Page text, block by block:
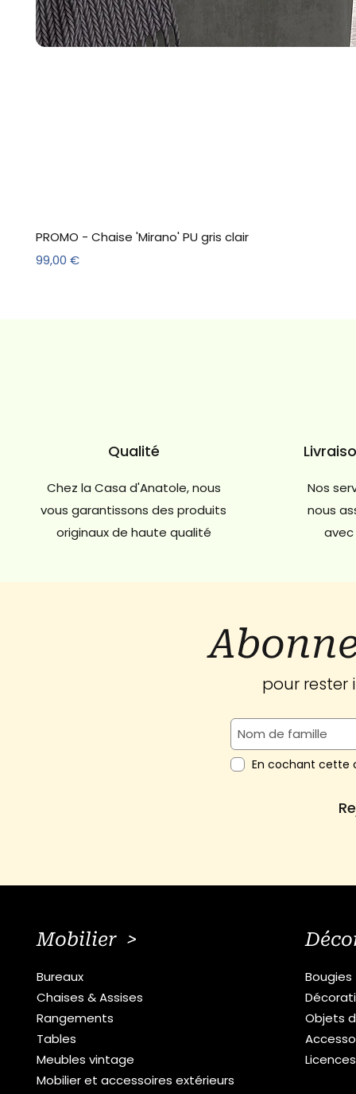
PROMO - Chaise 'Mirano' PU gris clair
Prix
99,00 €
Qualité
Chez la Casa d'Anatole, nous
vous garantissons des produits
originaux de haute qualité
Nos
nous
avec
pour rester
En cochant cette
Mobilier >
Bureaux
Chaises & Assises
Rangements
Tables
Meubles vintage
Mobilier et accessoires extérieurs
Bougies
Objets